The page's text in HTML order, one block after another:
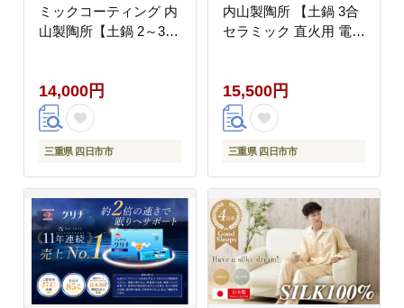
ミックコーティング 内
山製陶所【土鍋 2～3人
れ簡単 食洗器対応 三重
県 三重 四日市市 四日
市 四日市市ふるさと納
税 四日市ふるさと納
14,000円
三重県 四日市市
内山製陶所 【土鍋 3合
セラミック 直火用 電子
三重 四日市市 四日市
四日市市ふるさと納税
四日市ふるさと納税】
15,500円
三重県 四日市市